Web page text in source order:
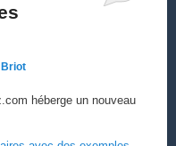
héberge un nouveau